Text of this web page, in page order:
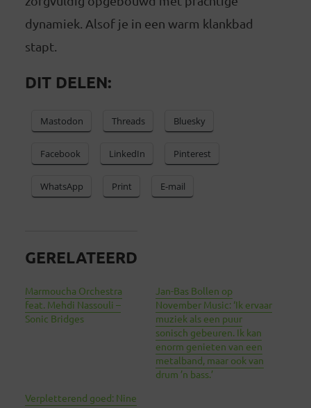
dynamiek. Alsof je in een warm klankbad
stapt.
DIT DELEN:
Mastodon Threads Bluesky
Facebook LinkedIn Pinterest
WhatsApp Print E-mail
GERELATEERD
Marmoucha Orchestra
feat. Mehdi Nassouli –
Sonic Bridges
Jan-Bas Bollen op
November Music: ‘Ik ervaar
muziek als een puur
sonisch gebeuren. Ik kan
enorm genieten van een
metalband, maar ook van
drum ’n bass.’
Verpletterend goed: Nine